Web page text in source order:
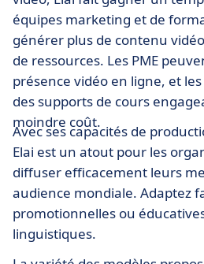
équipes marketing et de
générer plus de contenu
de ressources. Les PME
présence vidéo en ligne, et
des supports de cours
moindre coût.
Avec ses capacités de
Elai est un atout pour les
diffuser efficacement leurs
audience mondiale. Adaptez
promotionnelles ou
linguistiques.